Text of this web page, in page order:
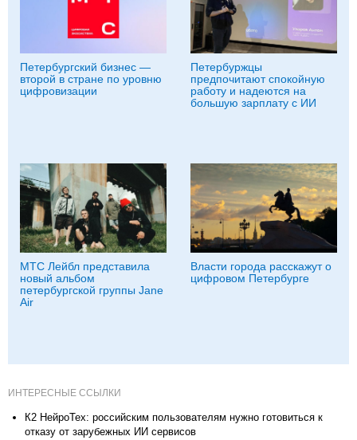
Петербургский бизнес —
второй в стране по уровню
цифровизации
Петербуржцы
предпочитают спокойную
работу и надеются на
большую зарплату с ИИ
МТС Лейбл представила
новый альбом
петербургской группы Jane
Air
Власти города расскажут о
цифровом Петербурге
ИНТЕРЕСНЫЕ ССЫЛКИ
К2 НейроТех: российским пользователям нужно готовиться к
отказу от зарубежных ИИ сервисов